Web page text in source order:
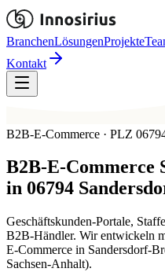
BranchenLösungenProjekte
Kontakt
B2B-E-Commerce · PLZ
B2B-E-Commerce
in 06794
Geschäftskunden-Portale,
B2B-Händler. Wir entwickeln
E-Commerce in Sandersdorf-
Sachsen-Anhalt).